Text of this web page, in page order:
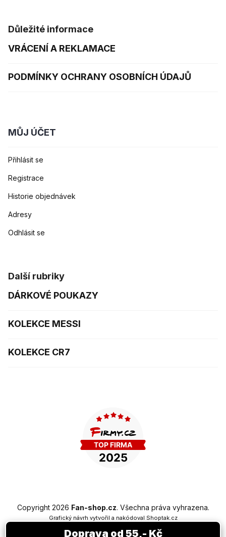
Důležité informace
VRÁCENÍ A REKLAMACE
PODMÍNKY OCHRANY OSOBNÍCH ÚDAJŮ
MŮJ ÚČET
Přihlásit se
Registrace
Historie objednávek
Adresy
Odhlásit se
Další rubriky
DÁRKOVÉ POUKAZY
KOLEKCE MESSI
KOLEKCE CR7
Copyright 2026 Fan-shop.cz. Všechna práva vyhrazena.
Grafický návrh vytvořil a nakódoval Shoptak.cz
Doprava od 55,- Kč